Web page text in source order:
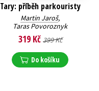
Tary: příběh parkouristy
Martin Jaroš,
Taras Povoroznyk
319 Kč 399 Kč
Do košíku